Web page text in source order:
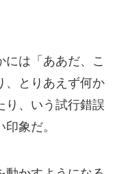
は「ああだ、こ
、とりあえず何か
り、いう試行錯誤
象だ。